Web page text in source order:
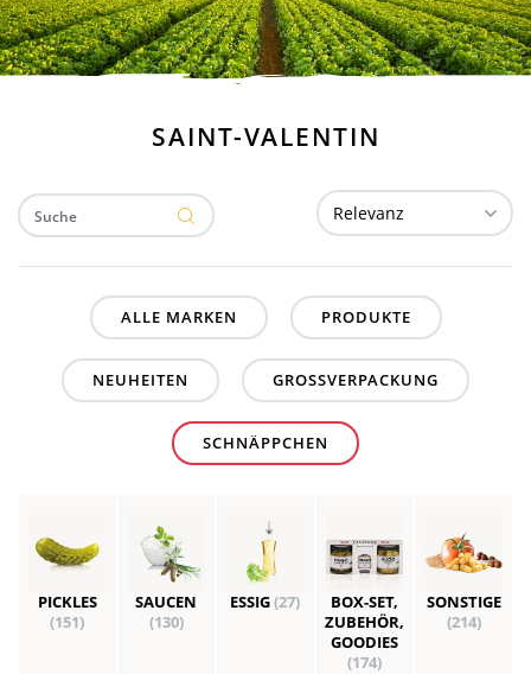
SAINT-VALENTIN
ALLE MARKEN PRODUKTE
NEUHEITEN GROSSVERPACKUNG
SCHNÄPPCHEN
PICKLES
(151)
SAUCEN
(130)
ESSIG(27)
BOX-SET,
ZUBEHÖR,
GOODIES
(174)
SONSTIGE
(214)